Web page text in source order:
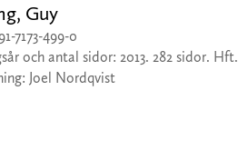
Guy
7173-499-0
och antal sidor: 2013. 282 sidor. Hft.
Joel Nordqvist